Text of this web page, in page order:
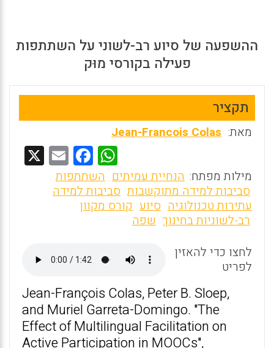
ההשפעה של סיוע רב-לשוני על השתתפות
פעילה בקורסי מוּק
תקציר
מאת: Jean-Francois Colas
W
h
at
s
p
F
a
ce
o
k
E
m מילות מפתח: הנחיית עמיתים השתתפות
סביבות למידה מתוקשבות סביבות למידה
עתירות טכנולוגיה סיוע קורס מקוון
רב-לשוניות בחינוך שפה
לחצו כדי להאזין
לפריט
Jean-François Colas, Peter B. Sloep,
and Muriel Garreta-Domingo. "The
Effect of Multilingual Facilitation on
Active Participation in MOOCs",